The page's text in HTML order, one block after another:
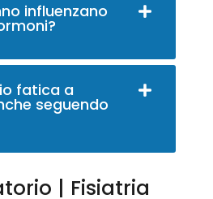
influenzano
fatica a
seguendo
| Fisiatria